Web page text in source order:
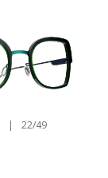
| 22/49